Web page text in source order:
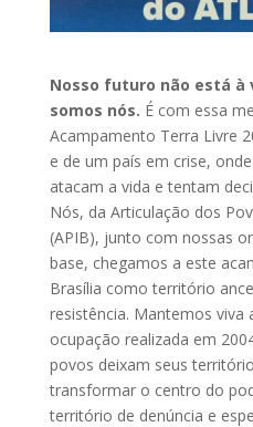
Nosso futuro não está à
somos nós. É com essa
Acampamento Terra Livre
e de um país em crise,
atacam a vida e tentam
Nós, da Articulação dos
(APIB), junto com nossas
base, chegamos a este
Brasília como território
resistência. Mantemos viva
ocupação realizada em
povos deixam seus
transformar o centro do
território de denúncia e